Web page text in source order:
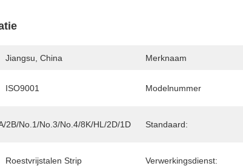
Jiangsu, China Merknaam
ISO9001 Modelnummer
2B/No.1/No.3/No.4/8K/HL/2D/1D Standaard:
Roestvrijstalen Strip Verwerkingsdienst: